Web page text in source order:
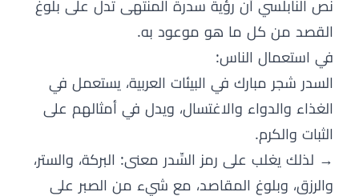
نص النابلسي أن رؤية سدرة المنتهى تدل على بلوغ
القصد من كل ما هو موعود به.
في استعمال الناس:
السدر شجر مبارك في البيئات العربية، يستعمل في
الغذاء والدواء والاغتسال، ويدل في أمثالهم على
الثبات والكرم.
→ لذلك يغلب على رمز السِّدر معنى: البركة، والستر،
والرزق، وبلوغ المقاصد، مع شيء من الصبر على